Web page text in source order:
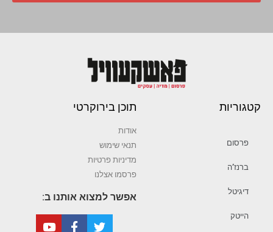
קטגוריות
פרסום
ברנז’ה
דיגיטל
הייטק
תוכן בירוקרטי
אודות
תנאי שימוש
מדיניות פרטיות
פרסמו אצלנו
אפשר למצוא אותנו ב: